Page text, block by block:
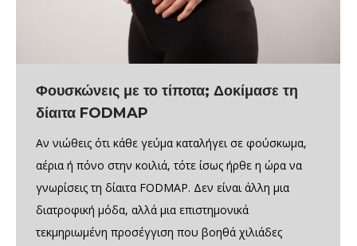
Φουσκώνεις με το τίποτα; Δοκίμασε τη
δίαιτα FODMAP
Αν νιώθεις ότι κάθε γεύμα καταλήγει σε φούσκωμα,
αέρια ή πόνο στην κοιλιά, τότε ίσως ήρθε η ώρα να
γνωρίσεις τη δίαιτα FODMAP. Δεν είναι άλλη μια
διατροφική μόδα, αλλά μια επιστημονικά
τεκμηριωμένη προσέγγιση που βοηθά χιλιάδες